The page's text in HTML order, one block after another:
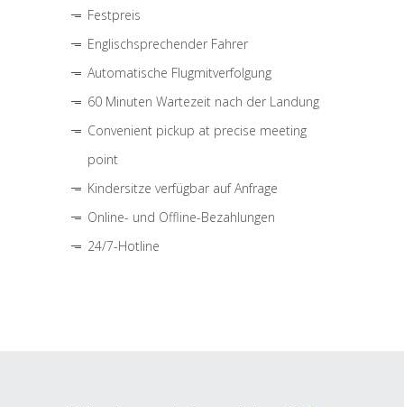
Festpreis
Englischsprechender Fahrer
Automatische Flugmitverfolgung
60 Minuten Wartezeit nach der Landung
Convenient pickup at precise meeting
point
Kindersitze verfügbar auf Anfrage
Online- und Offline-Bezahlungen
24/7-Hotline